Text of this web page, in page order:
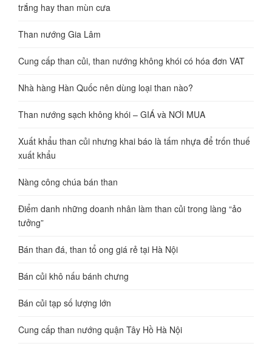
trắng hay than mùn cưa
Than nướng Gia Lâm
Cung cấp than củi, than nướng không khói có hóa đơn VAT
Nhà hàng Hàn Quốc nên dùng loại than nào?
Than nướng sạch không khói – GIÁ và NƠI MUA
Xuất khẩu than củi nhưng khai báo là tấm nhựa để trốn thuế
xuất khẩu
Nàng công chúa bán than
Điểm danh những doanh nhân làm than củi trong làng “ảo
tưởng”
Bán than đá, than tổ ong giá rẻ tại Hà Nội
Bán củi khô nấu bánh chưng
Bán củi tạp số lượng lớn
Cung cấp than nướng quận Tây Hồ Hà Nội